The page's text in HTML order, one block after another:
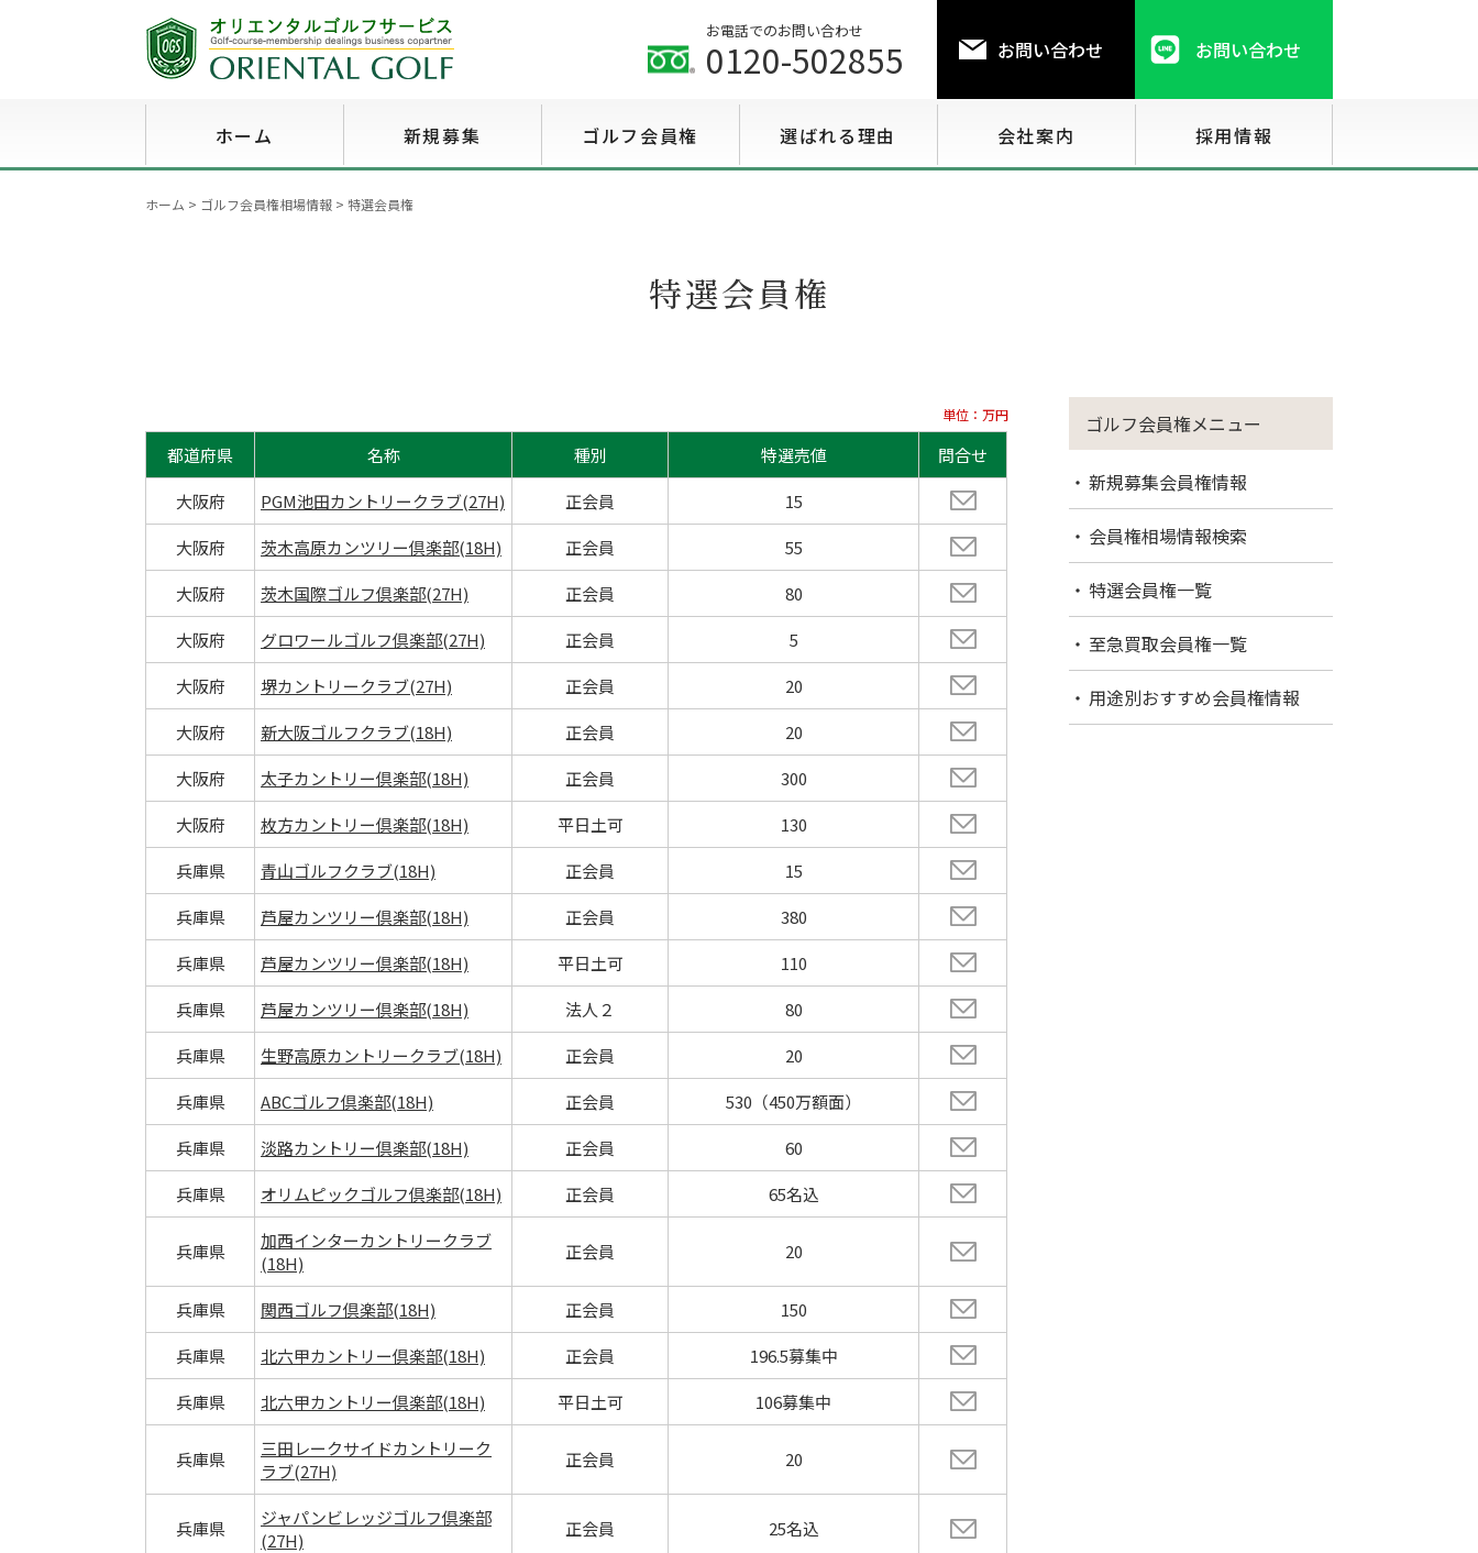
お電話でのお問い合わせ
0120-502855 お問い合わせ お問い合わせ
ホーム 新規募集 ゴルフ会員権
至急買い会員権情報
選ばれる理由 会社案内 採用情報
ホーム > ゴルフ会員権相場情報 > 特選会員権
特選会員権
単位：万円
都道府県 名称 種別 特選売値
問合せ
大阪府
PGM池田カントリークラブ(27H) 正会員
15
大阪府
茨木高原カンツリー倶楽部(18H) 正会員
55
大阪府
茨木国際ゴルフ倶楽部(27H) 正会員
80
大阪府
グロワールゴルフ倶楽部(27H) 正会員
5
大阪府
堺カントリークラブ(27H) 正会員
20
大阪府
新大阪ゴルフクラブ(18H) 正会員
20
大阪府
太子カントリー倶楽部(18H) 正会員
300
大阪府
枚方カントリー倶楽部(18H) 平日土可
130
兵庫県
青山ゴルフクラブ(18H) 正会員
15
兵庫県
芦屋カンツリー倶楽部(18H) 正会員
380
兵庫県
芦屋カンツリー倶楽部(18H) 平日土可
110
兵庫県
芦屋カンツリー倶楽部(18H) 法人２
80
兵庫県
生野高原カントリークラブ(18H) 正会員
20
兵庫県
ABCゴルフ倶楽部(18H) 正会員
530（450万額面）
兵庫県
淡路カントリー倶楽部(18H) 正会員
60
兵庫県
オリムピックゴルフ倶楽部(18H) 正会員 65名込
兵庫県
加西インターカントリークラブ
(18H)
正会員 20
兵庫県 関西ゴルフ倶楽部(18H) 正会員
150
兵庫県
北六甲カントリー倶楽部(18H) 正会員
196.5募集中
兵庫県
北六甲カントリー倶楽部(18H) 平日土可 106募集中
兵庫県
三田レークサイドカントリーク
ラブ(27H)
正会員 20
兵庫県
ジャパンビレッジゴルフ倶楽部
(27H)
正会員 25名込
ゴルフ会員権メニュー
新規募集会員権情報
会員権相場情報検索
特選会員権一覧
至急買取会員権一覧
用途別おすすめ会員権情報